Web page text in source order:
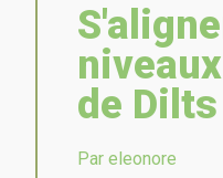
de
Par eleonore